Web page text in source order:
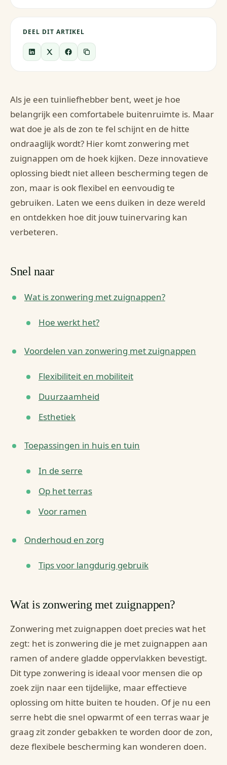
DEEL DIT ARTIKEL
Als je een tuinliefhebber bent, weet je hoe
belangrijk een comfortabele buitenruimte is. Maar
wat doe je als de zon te fel schijnt en de hitte
ondraaglijk wordt? Hier komt zonwering met
zuignappen om de hoek kijken. Deze innovatieve
oplossing biedt niet alleen bescherming tegen de
zon, maar is ook flexibel en eenvoudig te
gebruiken. Laten we eens duiken in deze wereld
en ontdekken hoe dit jouw tuinervaring kan
verbeteren.
Snel naar
Wat is zonwering met zuignappen?
Hoe werkt het?
Voordelen van zonwering met zuignappen
Flexibiliteit en mobiliteit
Duurzaamheid
Esthetiek
Toepassingen in huis en tuin
In de serre
Op het terras
Voor ramen
Onderhoud en zorg
Tips voor langdurig gebruik
Wat is zonwering met zuignappen?
Zonwering met zuignappen doet precies wat het
zegt: het is zonwering die je met zuignappen aan
ramen of andere gladde oppervlakken bevestigt.
Dit type zonwering is ideaal voor mensen die op
zoek zijn naar een tijdelijke, maar effectieve
oplossing om hitte buiten te houden. Of je nu een
serre hebt die snel opwarmt of een terras waar je
graag zit zonder gebakken te worden door de zon,
deze flexibele bescherming kan wonderen doen.